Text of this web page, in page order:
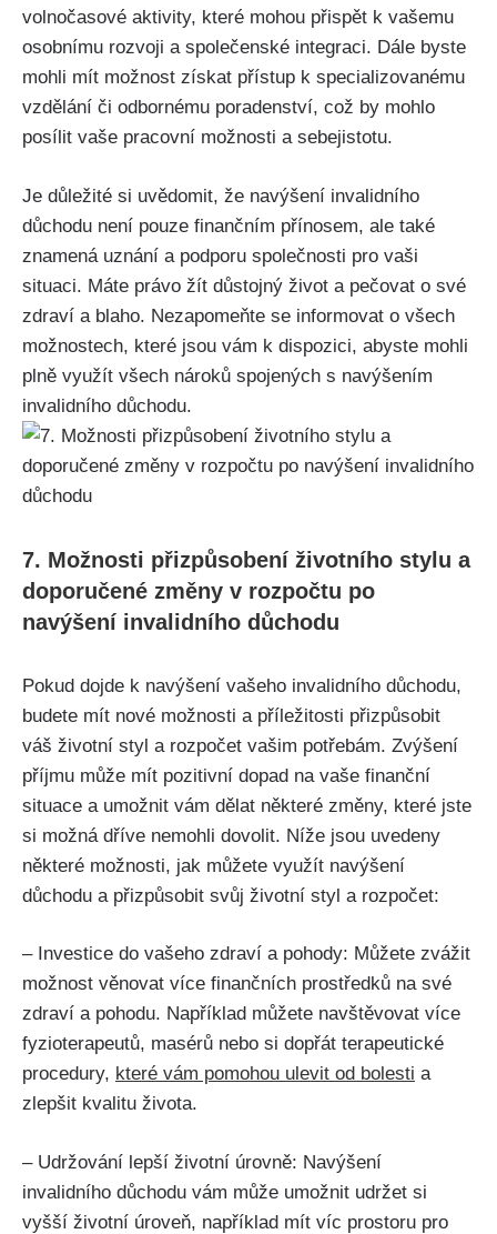
volnočasové aktivity, které mohou přispět k vašemu
osobnímu rozvoji a společenské integraci. Dále byste
mohli mít možnost získat přístup k specializovanému
vzdělání či odbornému poradenství, což by mohlo
posílit vaše pracovní možnosti a sebejistotu.
Je důležité si uvědomit, že navýšení invalidního
důchodu není pouze finančním přínosem, ale také
znamená uznání a podporu společnosti pro vaši
situaci. Máte právo žít důstojný život a pečovat o své
zdraví a blaho. Nezapomeňte se informovat o všech
možnostech, které jsou vám k dispozici, abyste mohli
plně využít všech nároků spojených s navýšením
invalidního důchodu.
7. Možnosti přizpůsobení životního stylu a
doporučené změny v rozpočtu po
navýšení invalidního důchodu
Pokud dojde k navýšení vašeho invalidního důchodu,
budete mít nové možnosti a příležitosti přizpůsobit
váš životní styl a rozpočet vašim potřebám. Zvýšení
příjmu může mít pozitivní dopad na vaše finanční
situace a umožnit vám dělat některé změny, které jste
si možná dříve nemohli dovolit. Níže jsou uvedeny
některé možnosti, jak můžete využít navýšení
důchodu a přizpůsobit svůj životní styl a rozpočet:
– Investice do vašeho zdraví a pohody: Můžete zvážit
možnost věnovat více finančních prostředků na své
zdraví a pohodu. Například můžete navštěvovat více
fyzioterapeutů, masérů nebo si dopřát terapeutické
procedury, které vám pomohou ulevit od bolesti a
zlepšit kvalitu života.
– Udržování lepší životní úrovně: Navýšení
invalidního důchodu vám může umožnit udržet si
vyšší životní úroveň, například mít víc prostoru pro